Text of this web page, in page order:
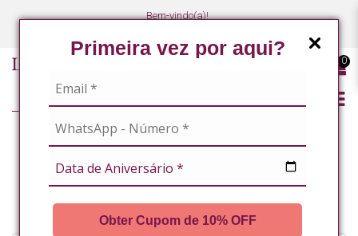
Primeira vez por aqui?
Obter Cupom de 10% OFF
Bem-vindo(a)!
0